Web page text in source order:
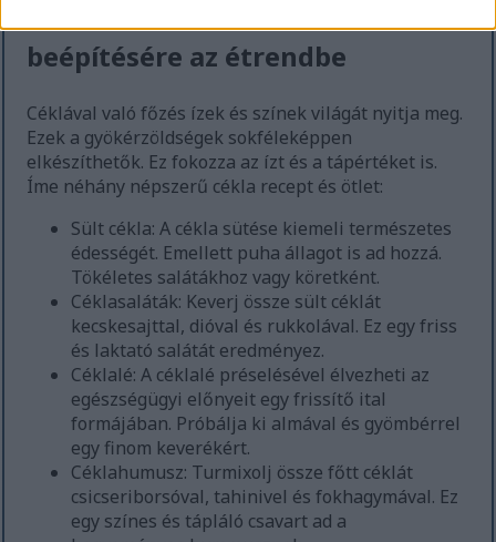
Finom módszerek a cékla
beépítésére az étrendbe
Céklával való főzés ízek és színek világát nyitja meg.
Ezek a gyökérzöldségek sokféleképpen
elkészíthetők. Ez fokozza az ízt és a tápértéket is.
Íme néhány népszerű cékla recept és ötlet:
Sült cékla: A cékla sütése kiemeli természetes
édességét. Emellett puha állagot is ad hozzá.
Tökéletes salátákhoz vagy köretként.
Céklasaláták: Keverj össze sült céklát
kecskesajttal, dióval és rukkolával. Ez egy friss
és laktató salátát eredményez.
Céklalé: A céklalé préselésével élvezheti az
egészségügyi előnyeit egy frissítő ital
formájában. Próbálja ki almával és gyömbérrel
egy finom keverékért.
Céklahumusz: Turmixolj össze főtt céklát
csicseriborsóval, tahinivel és fokhagymával. Ez
egy színes és tápláló csavart ad a